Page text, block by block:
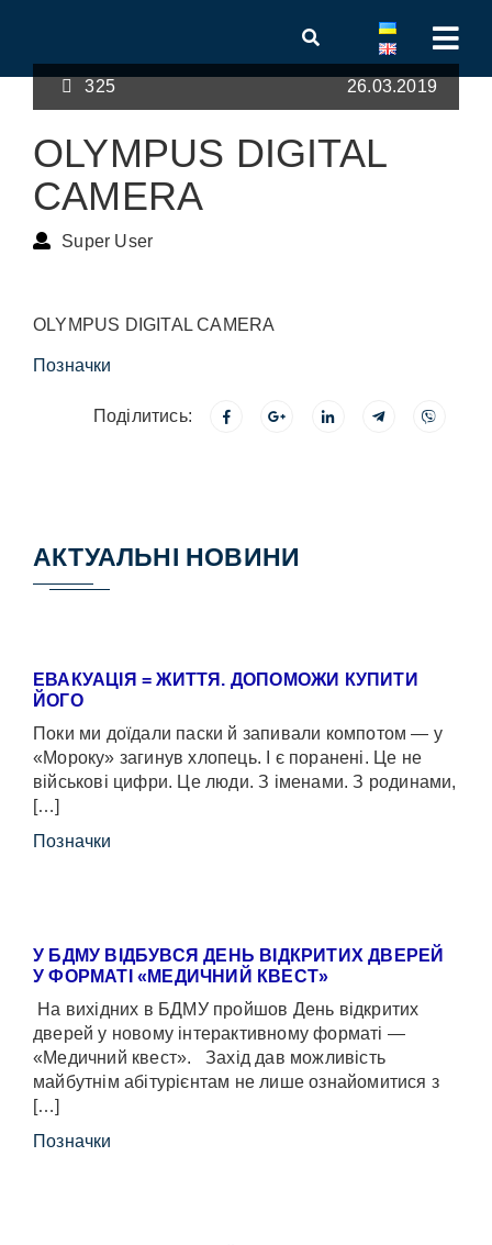
325 26.03.2019
OLYMPUS DIGITAL
CAMERA
Super User
OLYMPUS DIGITAL CAMERA
Позначки
Поділитись:
АКТУАЛЬНІ НОВИНИ
ЕВАКУАЦІЯ = ЖИТТЯ. ДОПОМОЖИ КУПИТИ
ЙОГО
Поки ми доїдали паски й запивали компотом — у
«Мороку» загинув хлопець. І є поранені. Це не
військові цифри. Це люди. З іменами. З родинами,
[…]
Позначки
У БДМУ ВІДБУВСЯ ДЕНЬ ВІДКРИТИХ ДВЕРЕЙ
У ФОРМАТІ «МЕДИЧНИЙ КВЕСТ»
На вихідних в БДМУ пройшов День відкритих
дверей у новому інтерактивному форматі —
«Медичний квест». Захід дав можливість
майбутнім абітурієнтам не лише ознайомитися з
[…]
Позначки